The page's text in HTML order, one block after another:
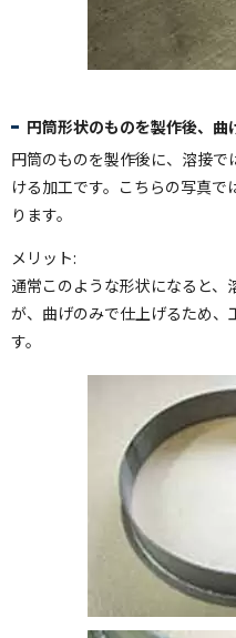
円筒形状のものを製作後、
円筒のものを製作後に、溶接
ける加工です。こちらの写真
ります。
メリット:
通常このような形状になると
が、曲げのみで仕上げるため、
す。